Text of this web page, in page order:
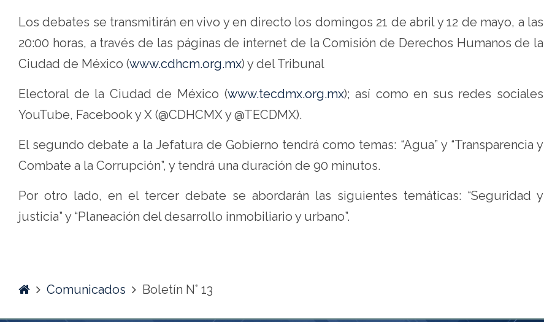
Los debates se transmitirán en vivo y en directo los domingos 21 de abril y 12 de mayo, a las
20:00 horas, a través de las páginas de internet de la Comisión de Derechos Humanos de la
Ciudad de México (www.cdhcm.org.mx) y del Tribunal
Electoral de la Ciudad de México (www.tecdmx.org.mx); así como en sus redes sociales
YouTube, Facebook y X (@CDHCMX y @TECDMX).
El segundo debate a la Jefatura de Gobierno tendrá como temas: “Agua” y “Transparencia y
Combate a la Corrupción”, y tendrá una duración de 90 minutos.
Por otro lado, en el tercer debate se abordarán las siguientes temáticas: “Seguridad y
justicia” y “Planeación del desarrollo inmobiliario y urbano”.
HomeComunicados Boletín N° 13